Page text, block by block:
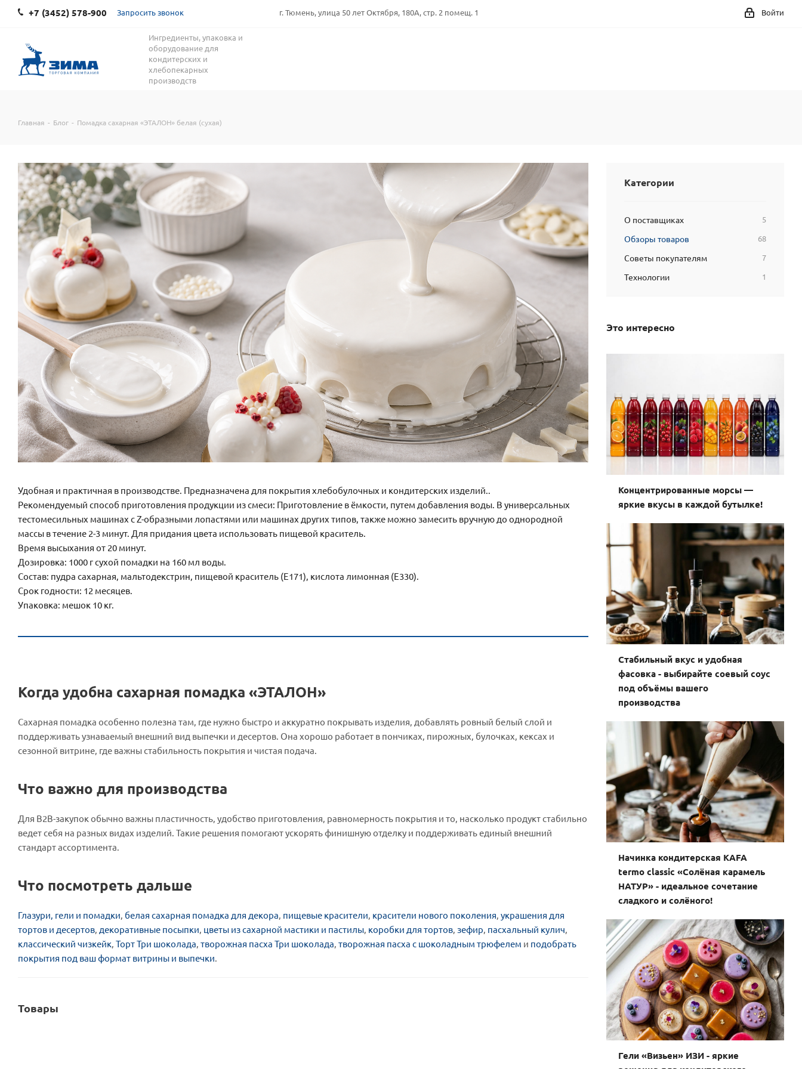
+7 (3452) 578-900 Запросить звонок г. Тюмень, улица 50 лет Октября, 180А, стр. 2 помещ. 1 Войти
Ингредиенты, упаковка и
оборудование для
кондитерских и
хлебопекарных
производств
Главная - Блог - Помадка сахарная «ЭТАЛОН» белая (сухая)
Удобная и практичная в производстве. Предназначена для покрытия хлебобулочных и кондитерских изделий..
Рекомендуемый способ приготовления продукции из смеси: Приготовление в ёмкости, путем добавления воды. В универсальных
тестомесильных машинах с Z-образными лопастями или машинах других типов, также можно замесить вручную до однородной
массы в течение 2-3 минут. Для придания цвета использовать пищевой краситель.
Время высыхания от 20 минут.
Дозировка: 1000 г сухой помадки на 160 мл воды.
Состав: пудра сахарная, мальтодекстрин, пищевой краситель (Е171), кислота лимонная (Е330).
Срок годности: 12 месяцев.
Упаковка: мешок 10 кг.
Когда удобна сахарная помадка «ЭТАЛОН»
Сахарная помадка особенно полезна там, где нужно быстро и аккуратно покрывать изделия, добавлять ровный белый слой и
поддерживать узнаваемый внешний вид выпечки и десертов. Она хорошо работает в пончиках, пирожных, булочках, кексах и
сезонной витрине, где важны стабильность покрытия и чистая подача.
Что важно для производства
Для B2B-закупок обычно важны пластичность, удобство приготовления, равномерность покрытия и то, насколько продукт стабильно
ведет себя на разных видах изделий. Такие решения помогают ускорять финишную отделку и поддерживать единый внешний
стандарт ассортимента.
Что посмотреть дальше
Глазури, гели и помадки белая сахарная помадка для декора пищевые красители красители нового поколения украшения для
тортов и десертов декоративные посыпки цветы из сахарной мастики и пастилы коробки для тортов зефир пасхальный кулич
классический чизкейк Торт Три шоколада творожная пасха Три шоколада творожная пасха с шоколадным трюфелем и подобрать
покрытия под ваш формат витрины и выпечки
Товары
Категории
О поставщиках 5
Обзоры товаров 68
Советы покупателям 7
Технологии 1
Это интересно
Концентрированные морсы —
яркие вкусы в каждой бутылке!
Стабильный вкус и удобная
фасовка - выбирайте соевый соус
под объёмы вашего
производства
Начинка кондитерская KAFA
termo classic «Солёная карамель
НАТУР» - идеальное сочетание
сладкого и солёного!
Гели «Визьен» ИЗИ - яркие